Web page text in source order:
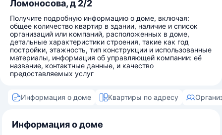
Ломоносова, д 2/2
Получите подробную информацию о доме, включая:
общее количество квартир в здании, наличие и список
организаций или компаний, расположенных в доме,
детальные характеристики строения, такие как год
постройки, этажность, тип конструкции и использованные
материалы, информация об управляющей компании: её
название, контактные данные, и качество
предоставляемых услуг
Информация о доме Квартиры по адресу
Информация о доме